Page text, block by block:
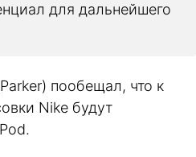
для дальнейшего
пообещал, что к
Nike будут